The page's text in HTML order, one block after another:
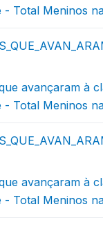
- Total Meninos
avançaram à
- Total Meninos
avançaram à
- Total Meninos